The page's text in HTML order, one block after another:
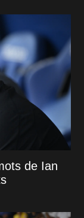
de Ian